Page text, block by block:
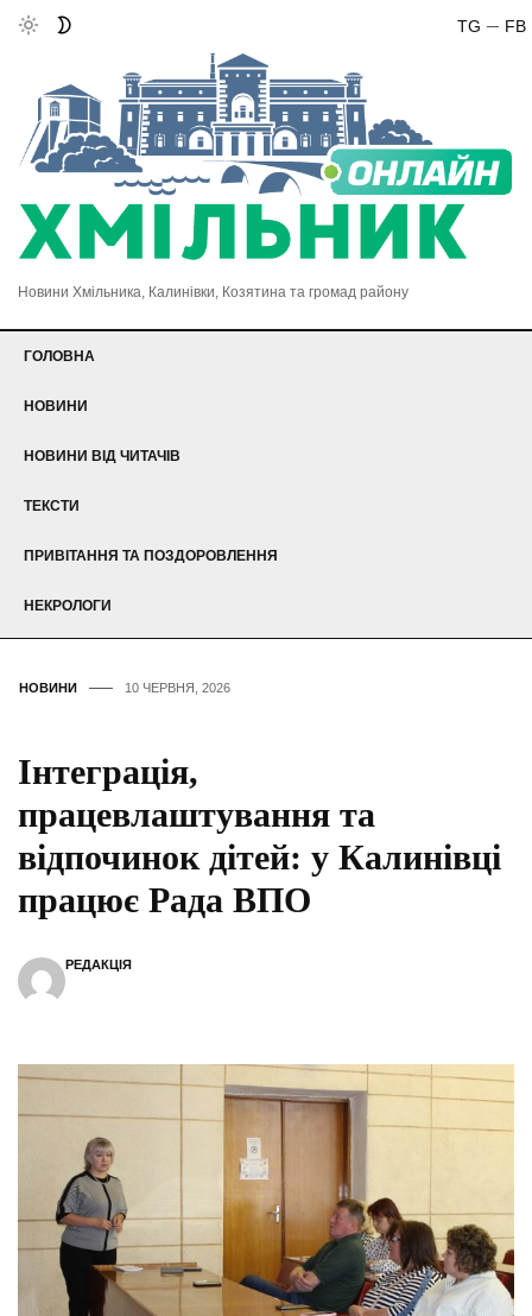
FB
TG
Новини Хмільника, Калинівки, Козятина та громад району
ГОЛОВНА
НОВИНИ
НОВИНИ ВІД ЧИТАЧІВ
ТЕКСТИ
ПРИВІТАННЯ ТА ПОЗДОРОВЛЕННЯ
НЕКРОЛОГИ
НОВИНИ 10 ЧЕРВНЯ, 2026
Інтеграція,
працевлаштування та
відпочинок дітей: у Калинівці
працює Рада ВПО
РЕДАКЦІЯ